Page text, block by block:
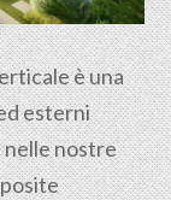
è una
esterni
nelle nostre